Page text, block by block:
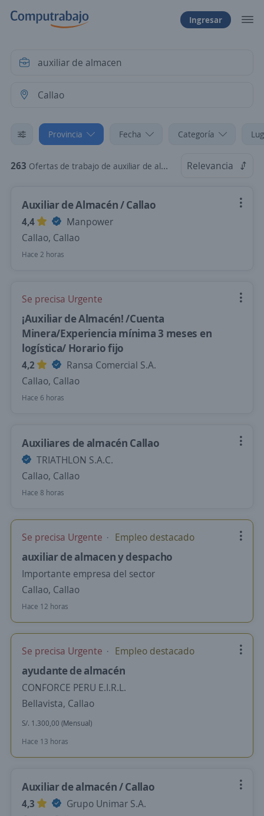
Ingresar
Provincia Fecha Categoría
263 Ofertas de trabajo de auxiliar de almacen en Callao Relevancia
Auxiliar de Almacén / Callao
4,4
Manpower
Callao, Callao
Hace 2 horas
Se precisa Urgente
¡Auxiliar de Almacén! /Cuenta
Minera/Experiencia mínima 3 meses en
logística/ Horario fijo
4,2
Ransa Comercial S.A.
Callao, Callao
Hace 6 horas
Auxiliares de almacén Callao
TRIATHLON S.A.C.
Callao, Callao
Hace 8 horas
Se precisa Urgente Empleo destacado
auxiliar de almacen y despacho
Importante empresa del sector
Callao, Callao
Hace 12 horas
Se precisa Urgente Empleo destacado
ayudante de almacén
CONFORCE PERU E.I.R.L.
Bellavista, Callao
S/. 1.300,00 (Mensual)
Hace 13 horas
Auxiliar de almacén / Callao
4,3
Grupo Unimar S.A.